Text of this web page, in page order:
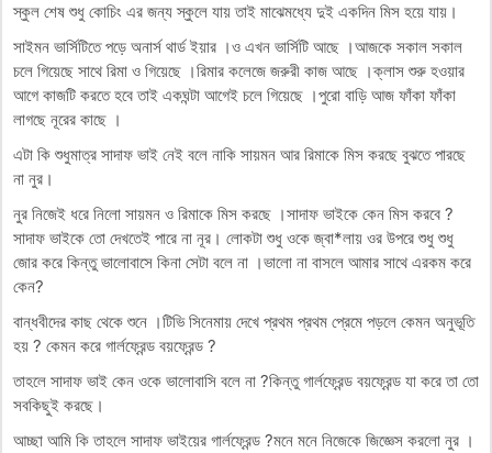
স্কুল শেষ শুধু কোচিং এর জন্য স্কুলে যায় তাই মাঝেমধ্যে দুই একদিন মিস হয়ে যায়।
সাইমন ভার্সিটিতে পড়ে অনার্স থার্ড ইয়ার ।ও এখন ভার্সিটি আছে ।আজকে সকাল সকাল
চলে গিয়েছে সাথে রিমা ও গিয়েছে ।রিমার কলেজে জরুরী কাজ আছে ।ক্লাস শুরু হওয়ার
আগে কাজটি করতে হবে তাই একঘন্টা আগেই চলে গিয়েছে ।পুরো বাড়ি আজ ফাঁকা ফাঁকা
লাগছে নূরের কাছে ।
এটা কি শুধুমাত্র সাদাফ ভাই নেই বলে নাকি সায়মন আর রিমাকে মিস করছে বুঝতে পারছে
না নুর।
নুর নিজেই ধরে নিলো সায়মন ও রিমাকে মিস করছে ।সাদাফ ভাইকে কেন মিস করবে ?
সাদাফ ভাইকে তো দেখতেই পারে না নূর। লোকটা শুধু ওকে জ্বা*লায় ওর উপরে শুধু শুধু
জোর করে কিন্তু ভালোবাসে কিনা সেটা বলে না ।ভালো না বাসলে আমার সাথে এরকম করে
কেন?
বান্ধবীদের কাছ থেকে শুনে ।টিভি সিনেমায় দেখে প্রথম প্রথম প্রেমে পড়লে কেমন অনুভূতি
হয় ? কেমন করে গার্লফ্রেন্ড বয়ফ্রেন্ড ?
তাহলে সাদাফ ভাই কেন ওকে ভালোবাসি বলে না ?কিন্তু গার্লফ্রেন্ড বয়ফ্রেন্ড যা করে তা তো
সবকিছুই করছে।
আচ্ছা আমি কি তাহলে সাদাফ ভাইয়ের গার্লফ্রেন্ড ?মনে মনে নিজেকে জিজ্ঞেস করলো নুর ।